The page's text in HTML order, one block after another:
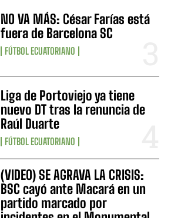
NO VA MÁS: César Farías está
fuera de Barcelona SC
FÚTBOL ECUATORIANO
Liga de Portoviejo ya tiene
nuevo DT tras la renuncia de
Raúl Duarte
FÚTBOL ECUATORIANO
(VIDEO) SE AGRAVA LA CRISIS:
BSC cayó ante Macará en un
partido marcado por